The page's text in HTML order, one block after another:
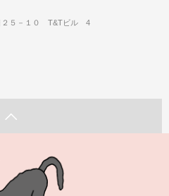
２５－１０ T&Tビル 4